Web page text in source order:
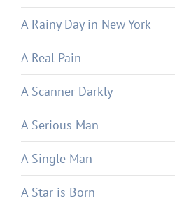
A Rainy Day in New York
A Real Pain
A Scanner Darkly
A Serious Man
A Single Man
A Star is Born